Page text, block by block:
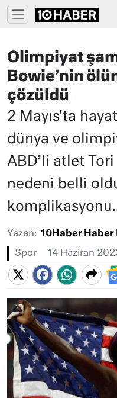
Olimpiyat
Bowie’nin
çözüldü
2 Mayıs'ta
dünya ve
ABD’li atlet
nedeni belli
Yazan: 10Haber Haber
Spor 14 Haziran